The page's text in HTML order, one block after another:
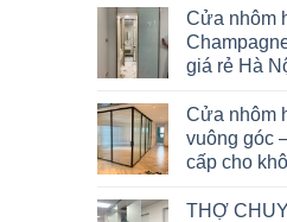
Cửa nhôm
giá rẻ Hà
Cửa nhôm
vuông góc
cấp cho
THỢ